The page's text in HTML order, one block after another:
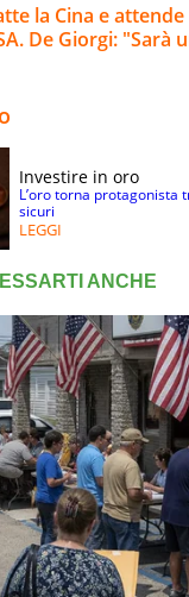
la Cina e
De Giorgi: "Sarà
Investire in oro
L’oro torna protagonista
sicuri
LEGGI